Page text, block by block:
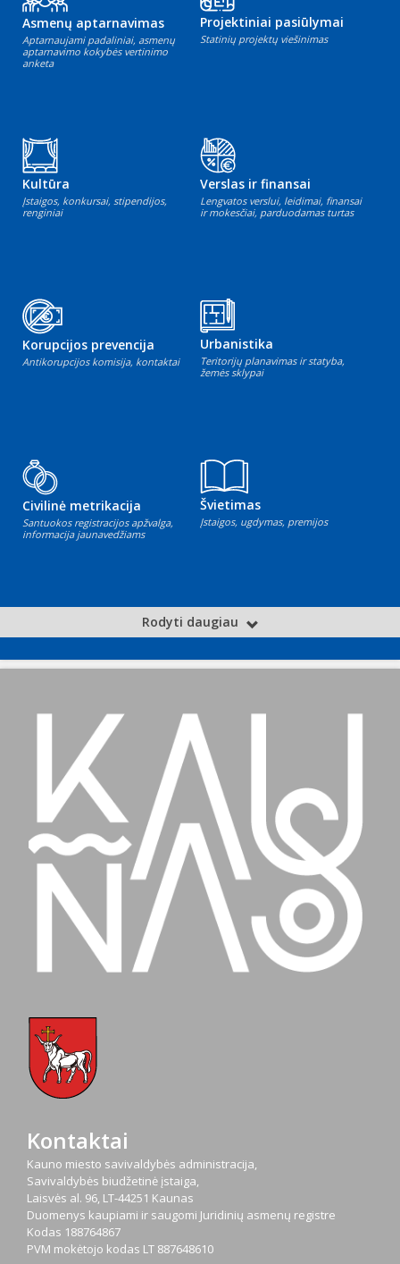
Asmenų aptarnavimas
Aptarnaujami padaliniai, asmenų
aptarnavimo kokybės vertinimo
anketa
Projektiniai pasiūlymai
Statinių projektų viešinimas
Kultūra
Įstaigos, konkursai, stipendijos,
renginiai
Verslas ir finansai
Lengvatos verslui, leidimai, finansai
ir mokesčiai, parduodamas turtas
Korupcijos prevencija
Antikorupcijos komisija, kontaktai
Urbanistika
Teritorijų planavimas ir statyba,
žemės sklypai
Civilinė metrikacija
Santuokos registracijos apžvalga,
informacija jaunavedžiams
Švietimas
Įstaigos, ugdymas, premijos
Rodyti daugiau
Kontaktai
Kauno miesto savivaldybės administracija,
Savivaldybės biudžetinė įstaiga,
Laisvės al. 96, LT-44251 Kaunas
Duomenys kaupiami ir saugomi Juridinių asmenų registre
Kodas 188764867
PVM mokėtojo kodas LT 887648610